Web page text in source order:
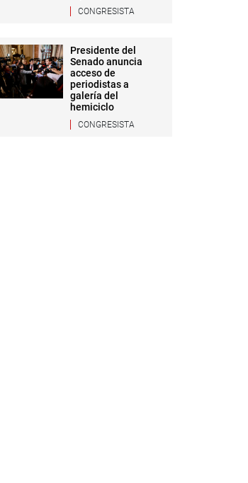
CONGRESISTA
Presidente del
Senado anuncia
acceso de
periodistas a
galería del
hemiciclo
CONGRESISTA